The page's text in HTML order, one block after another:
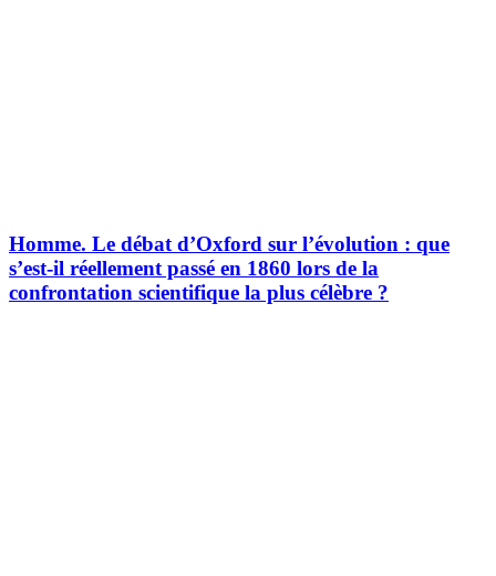
Homme. Le débat d’Oxford sur l’évolution : que
s’est-il réellement passé en 1860 lors de la
confrontation scientifique la plus célèbre ?